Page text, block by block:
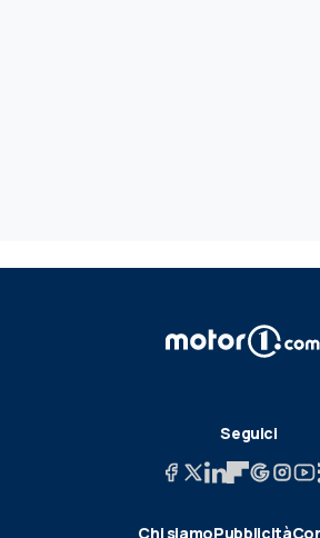
Seguici
Chi siamoPubblicità